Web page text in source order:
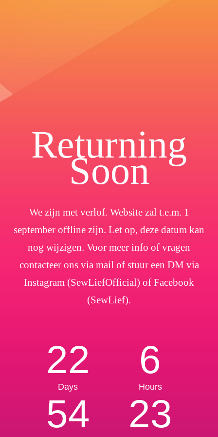
Returning
Soon
We zijn met verlof. Website zal t.e.m. 1
september offline zijn. Let op, deze datum kan
nog wijzigen. Voor meer info of vragen
contacteer ons via mail of stuur een DM via
Instagram (SewLiefOfficial) of Facebook
(SewLief).
22
Days
6
Hours
54 23